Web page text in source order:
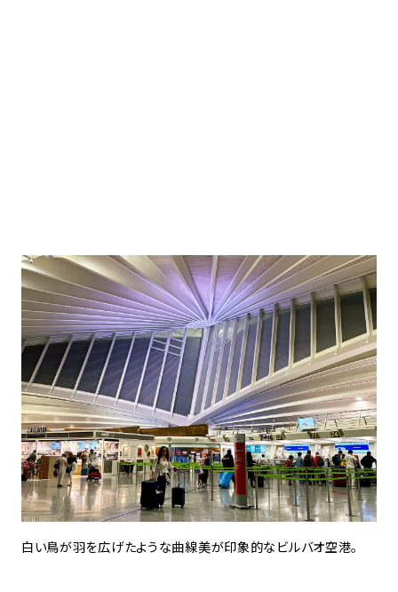
白い鳥が羽を広げたような曲線美が印象的なビルバオ空港。